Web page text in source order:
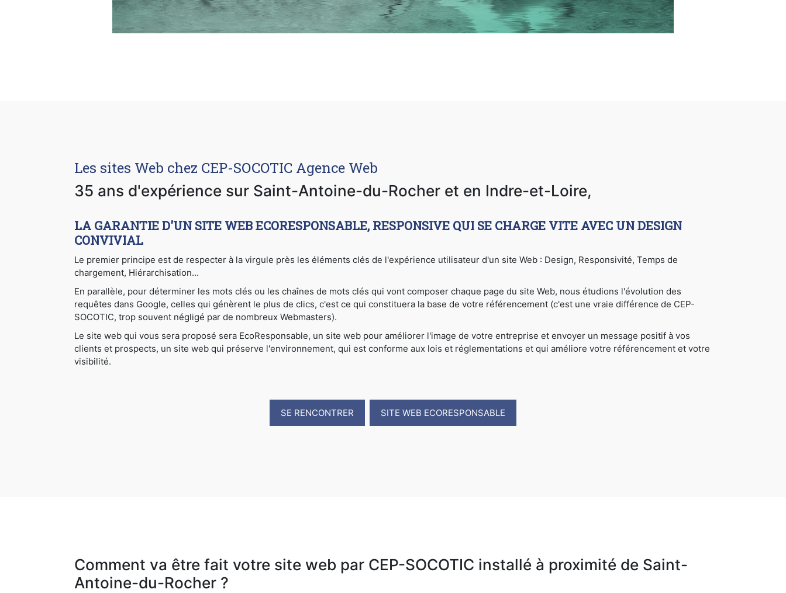
Les sites Web chez CEP-SOCOTIC Agence Web
35 ans d'expérience sur Saint-Antoine-du-Rocher et en Indre-et-Loire,
LA GARANTIE D'UN SITE WEB ECORESPONSABLE, RESPONSIVE QUI SE CHARGE VITE AVEC UN DESIGN
CONVIVIAL
Le premier principe est de respecter à la virgule près les éléments clés de l'expérience utilisateur d'un site Web : Design, Responsivité, Temps de
chargement, Hiérarchisation...
En parallèle, pour déterminer les mots clés ou les chaînes de mots clés qui vont composer chaque page du site Web, nous étudions l'évolution des
requêtes dans Google, celles qui génèrent le plus de clics, c'est ce qui constituera la base de votre référencement (c'est une vraie différence de CEP-
SOCOTIC, trop souvent négligé par de nombreux Webmasters).
Le site web qui vous sera proposé sera EcoResponsable, un site web pour améliorer l'image de votre entreprise et envoyer un message positif à vos
clients et prospects, un site web qui préserve l'environnement, qui est conforme aux lois et réglementations et qui améliore votre référencement et votre
visibilité.
SE RENCONTRER SITE WEB ECORESPONSABLE
Comment va être fait votre site web par CEP-SOCOTIC installé à proximité de Saint-
Antoine-du-Rocher ?